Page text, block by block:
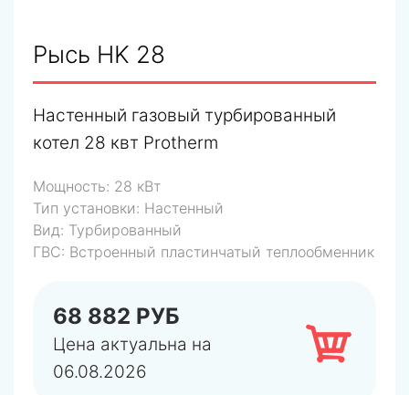
Рысь HK 28
Настенный газовый турбированный
котел 28 квт Protherm
Мощность: 28 кВт
Тип установки: Настенный
Вид: Турбированный
ГВС: Встроенный пластинчатый теплообменник
68 882 РУБ
Цена актуальна на
06.08.2026